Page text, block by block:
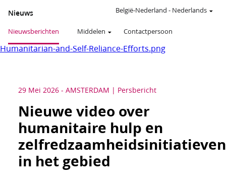
Nieuws
Nieuwsberichten Middelen Contactpersoon
België-Nederland - Nederlands
Humanitarian-and-Self-Reliance-Efforts.png
29 Mei 2026 - AMSTERDAM Persbericht
Nieuwe video over
humanitaire hulp en
zelfredzaamheidsinitiatieven
in het gebied